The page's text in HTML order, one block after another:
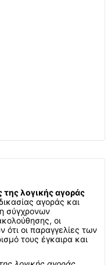
λογικής αγοράς
αγοράς και
σύγχρονων
οι
ότι οι παραγγελίες των
τους έγκαιρα και